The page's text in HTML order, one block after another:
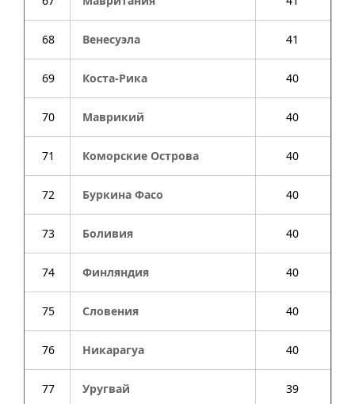
68 Венесуэла 41
69 Коста-Рика 40
70 Маврикий 40
71 Коморские Острова 40
72 Буркина Фасо 40
73 Боливия 40
74 Финляндия 40
75 Словения 40
76 Никарагуа 40
77 Уругвай 39